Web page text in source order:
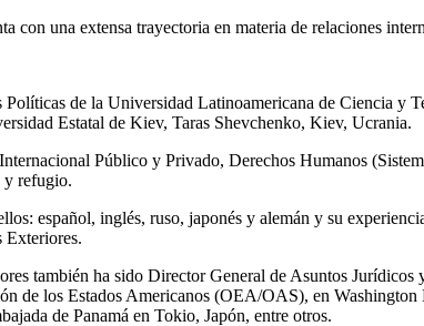
con una extensa trayectoria en materia de relaciones
de la Universidad Latinoamericana de Ciencia
Estatal de Kiev, Taras Shevchenko, Kiev, Ucrania.
Público y Privado, Derechos Humanos
y refugio.
español, inglés, ruso, japonés y alemán y su
Exteriores.
también ha sido Director General de Asuntos
de los Estados Americanos (OEA/OAS), en
de Panamá en Tokio, Japón, entre otros.